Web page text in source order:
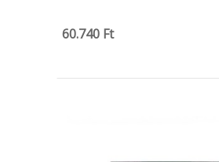
60.740 Ft